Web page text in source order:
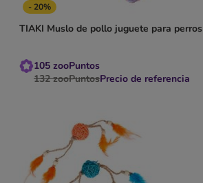
- 20%
TIAKI Muslo de pollo juguete para perros
105 zooPuntos
132 zooPuntosPrecio de referencia